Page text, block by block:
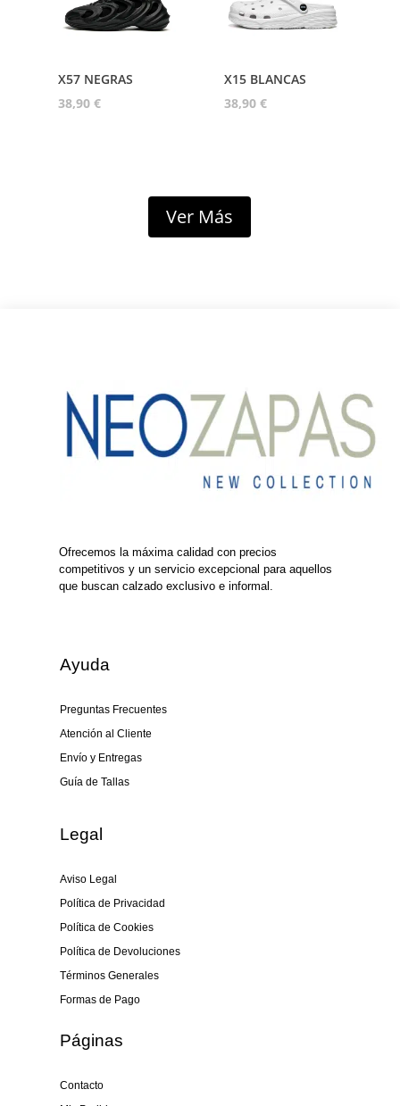
X57 NEGRAS
38,90 €
X15 BLANCAS
38,90€
Ver Más
Ofrecemos la máxima calidad con precios
competitivos y un servicio excepcional para aquellos
que buscan calzado exclusivo e informal.
Ayuda
Preguntas Frecuentes
Atención al Cliente
Envío y Entregas
Guía de Tallas
Legal
Aviso Legal
Política de Privacidad
Política de Cookies
Política de Devoluciones
Términos Generales
Formas de Pago
Páginas
Contacto